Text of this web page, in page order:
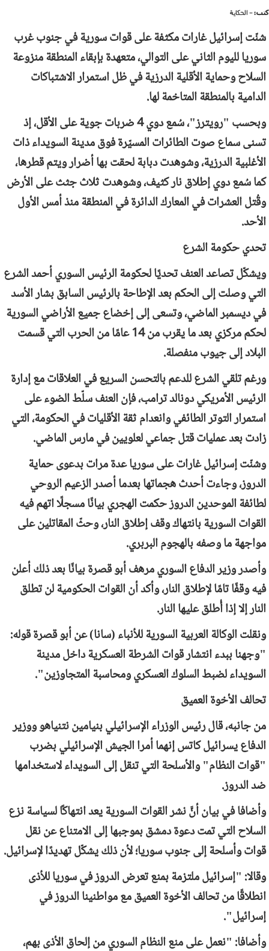
كتب:- الحكاية
شنّت إسرائيل غارات مكثفة على قوات سورية في جنوب غرب
سوريا لليوم الثاني على التوالي، متعهدة بإبقاء المنطقة منزوعة
السلاح وحماية الأقلية الدرزية في ظل استمرار الاشتباكات
الدامية بالمنطقة المتاخمة لها.
وبحسب "رويترز"، سُمع دوي 4 ضربات جوية على الأقل، إذ
تسنى سماع صوت الطائرات المسيّرة فوق مدينة السويداء ذات
الأغلبية الدرزية، وشوهدت دبابة لحقت بها أضرار ويتم قطرها،
كما سُمع دوي إطلاق نار كثيف، وشوهدت ثلاث جثث على الأرض
وقُتل العشرات في المعارك الدائرة في المنطقة منذ أمس الأول
الأحد.
تحدي حكومة الشرع
ويشكّل تصاعد العنف تحديًا لحكومة الرئيس السوري أحمد الشرع
التي وصلت إلى الحكم بعد الإطاحة بالرئيس السابق بشار الأسد
في ديسمبر الماضي، وتسعى إلى إخضاع جميع الأراضي السورية
لحكم مركزي بعد ما يقرب من 14 عامًا من الحرب التي قسمت
البلاد إلى جيوب منفصلة.
ورغم تلقي الشرع للدعم بالتحسن السريع في العلاقات مع إدارة
الرئيس الأمريكي دونالد ترامب، فإن العنف سلّط الضوء على
استمرار التوتر الطائفي وانعدام ثقة الأقليات في الحكومة، التي
زادت بعد عمليات قتل جماعي لعلويين في مارس الماضي.
وشنّت إسرائيل غارات على سوريا عدة مرات بدعوى حماية
الدروز، وجاءت أحدث هجماتها بعدما أصدر الزعيم الروحي
لطائفة الموحدين الدروز حكمت الهجري بيانًا مسجلًا اتهم فيه
القوات السورية بانتهاك وقف إطلاق النار، وحثّ المقاتلين على
مواجهة ما وصفه بالهجوم البربري.
وأصدر وزير الدفاع السوري مرهف أبو قصرة بيانًا بعد ذلك أعلن
فيه وقفًا تامًا لإطلاق النار، وأكد أن القوات الحكومية لن تطلق
النار إلا إذا أُطلق عليها النار.
ونقلت الوكالة العربية السورية للأنباء (سانا) عن أبو قصرة قوله:
"وجهنا ببدء انتشار قوات الشرطة العسكرية داخل مدينة
السويداء لضبط السلوك العسكري ومحاسبة المتجاوزين".
تحالف الأخوة العميق
من جانبه، قال رئيس الوزراء الإسرائيلي بنيامين نتنياهو ووزير
الدفاع يسرائيل كاتس إنهما أمرا الجيش الإسرائيلي بضرب
"قوات النظام" والأسلحة التي تنقل إلى السويداء لاستخدامها
ضد الدروز.
وأضافا في بيان أنَّ نشر القوات السورية يعد انتهاكًا لسياسة نزع
السلاح التي تمت دعوة دمشق بموجبها إلى الامتناع عن نقل
قوات وأسلحة إلى جنوب سوريا؛ لأن ذلك يشكّل تهديدًا لإسرائيل.
وقالا: "إسرائيل ملتزمة بمنع تعرض الدروز في سوريا للأذى
انطلاقًا من تحالف الأخوة العميق مع مواطنينا الدروز في
إسرائيل".
وأضافا: "نعمل على منع النظام السوري من إلحاق الأذى بهم،